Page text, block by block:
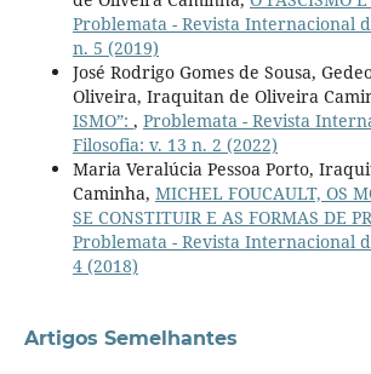
Problemata - Revista Internacional
n. 5 (2019)
José Rodrigo Gomes de Sousa,
Oliveira, Iraquitan de Oliveira
ISMO”: , Problemata - Revista
Filosofia: v. 13 n. 2 (2022)
Maria Veralúcia Pessoa Porto,
Caminha, MICHEL FOUCAULT, OS
SE CONSTITUIR E AS FORMAS DE
Problemata - Revista Internacional
4 (2018)
Artigos Semelhantes